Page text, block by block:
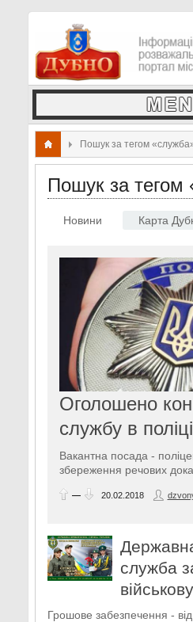
Пошук за тегом
Пошук за тегом
Новини Карта
Оголошено
службу в
Вакантна посада -
збереження речових
— 20.02.2018
служба
Грошове забезпечення -